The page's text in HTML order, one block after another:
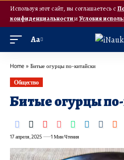
Используя этот сайт, вы соглашаетесь с
конфиденциальностииУсловия
Аа
Home » Битые огурцы по-китайски
Общество
Битые огурцы
17 апреля, 2025 1 Мин Чтения